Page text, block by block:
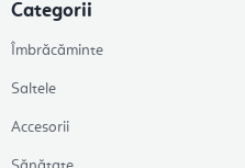
Categorii
Îmbrăcăminte
Saltele
Accesorii